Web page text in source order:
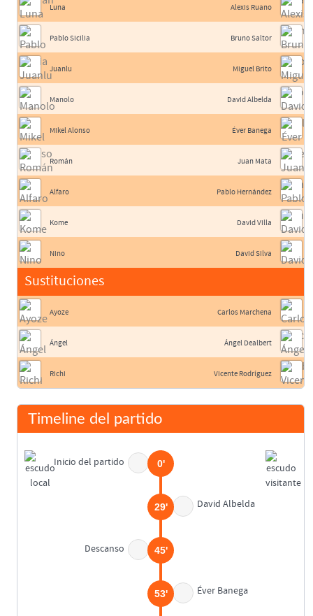
Luna
Pablo Sicilia
Juanlu
Manolo
Mikel Alonso
Román
Alfaro
Kome
Nino
Sustituciones
Ayoze
Ángel
Richi
Alexis Ruano
Bruno Saltor
Miguel Brito
David Albelda
Éver Banega
Juan Mata
Pablo Hernández
David Villa
David Silva
Carlos Marchena
Ángel Dealbert
Vicente Rodríguez
Timeline del partido
Inicio del partido 0'
David Albelda
29'
Descanso 45'
Éver Banega
53'